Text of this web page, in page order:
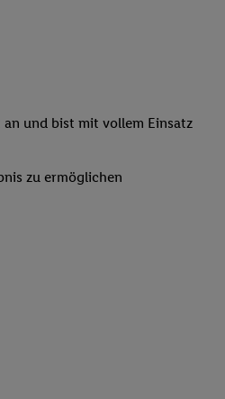
an und bist mit vollem Einsatz
zu ermöglichen